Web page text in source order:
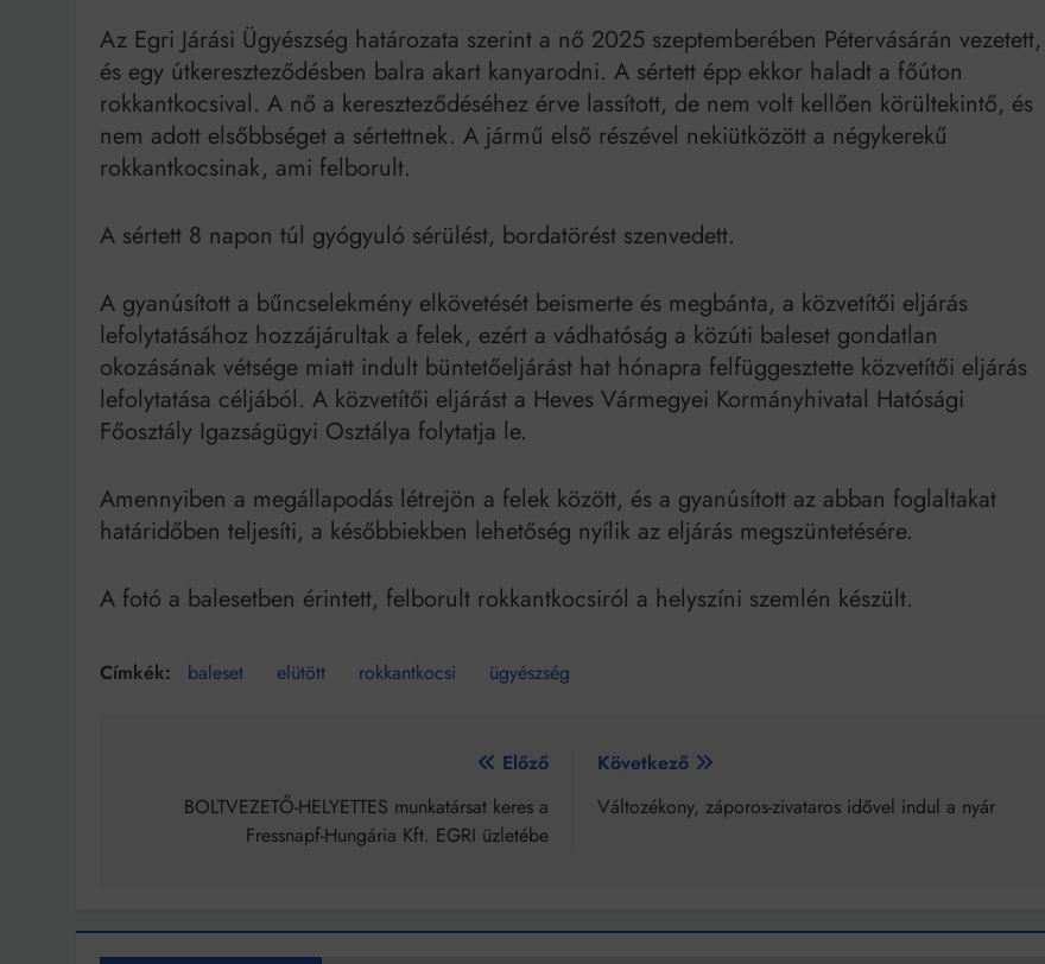
Bitumenes lapostetők: a bevált technológia akkor működik, ha jól van felújítva
Az Egri Járási Ügyészség határozata szerint a nő 2025 szeptemberében Pétervásárán vezetett,
és egy útkereszteződésben balra akart kanyarodni. A sértett épp ekkor haladt a főúton
rokkantkocsival. A nő a kereszteződéséhez érve lassított, de nem volt kellően körültekintő, és
nem adott elsőbbséget a sértettnek. A jármű első részével nekiütközött a négykerekű
rokkantkocsinak, ami felborult.
A sértett 8 napon túl gyógyuló sérülést, bordatörést szenvedett.
A gyanúsított a bűncselekmény elkövetését beismerte és megbánta, a közvetítői eljárás
lefolytatásához hozzájárultak a felek, ezért a vádhatóság a közúti baleset gondatlan
okozásának vétsége miatt indult büntetőeljárást hat hónapra felfüggesztette közvetítői eljárás
lefolytatása céljából. A közvetítői eljárást a Heves Vármegyei Kormányhivatal Hatósági
Főosztály Igazságügyi Osztálya folytatja le.
Amennyiben a megállapodás létrejön a felek között, és a gyanúsított az abban foglaltakat
határidőben teljesíti, a későbbiekben lehetőség nyílik az eljárás megszüntetésére.
A fotó a balesetben érintett, felborult rokkantkocsiról a helyszíni szemlén készült.
baleset elütött rokkantkocsi ügyészség
navigáció
Előző
BOLTVEZETŐ-HELYETTES munkatársat keres a
Fressnapf-Hungária Kft. EGRI üzletébe
Következő
Változékony, záporos-zivataros idővel indul a nyár